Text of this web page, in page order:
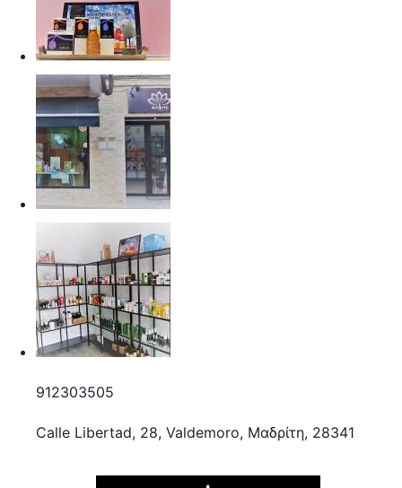
912303505
Calle Libertad, 28, Valdemoro, Μαδρίτη, 28341